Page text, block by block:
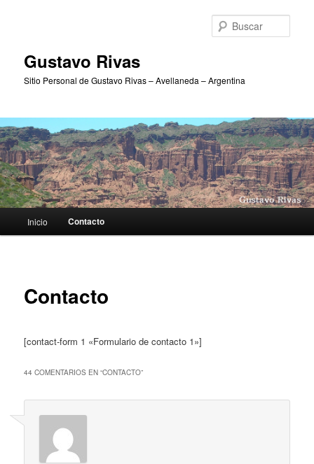
Gustavo Rivas
Sitio Personal de Gustavo Rivas – Avellaneda – Argentina
principal
Inicio Contacto
Contacto
[contact-form 1 «Formulario de contacto 1»]
44 COMENTARIOS EN “CONTACTO”